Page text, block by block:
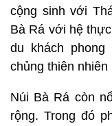
cộng sinh với
Bà Rá với hệ
du khách
chủng thiên nhiên
Núi Bà Rá còn
rộng. Trong đó